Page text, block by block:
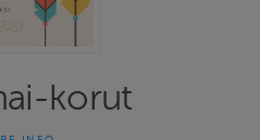
korut